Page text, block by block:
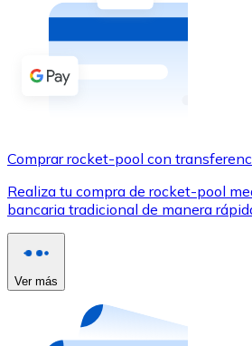
Compra criptomonedas con
Comprar con efectivo
Transferencia SEPA
Utiliza tarjetas Visa y
Comprar con tarjeta
Compra tarjetas regalo de tus
Comprar rocket-pool con
Realiza tu compra de rocket-pool
bancaria tradicional de manera
Ver más